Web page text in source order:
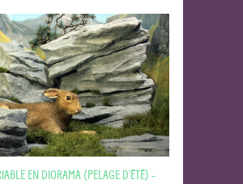
EN DIORAMA (PELAGE D'ÉTÉ) -